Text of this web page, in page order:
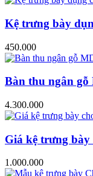
Kệ trưng bày
450.000
Bàn thu ngân gỗ
4.300.000
Giá kệ trưng bày
1.000.000